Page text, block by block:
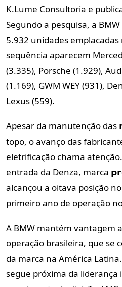
K.Lume Consultoria e
Segundo a pesquisa, a
5.932 unidades
sequência aparecem
(3.335), Porsche (1.929),
(1.169), GWM WEY (931),
Lexus (559).
Apesar da manutenção das
topo, o avanço das
eletrificação chama
entrada da Denza, marca
alcançou a oitava posição
primeiro ano de operação
A BMW mantém vantagem
operação brasileira, que se
da marca na América
segue próxima da liderança